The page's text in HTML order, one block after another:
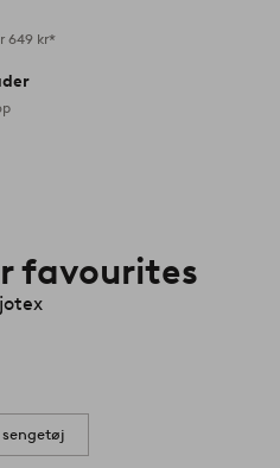
649 kr*
favourites
sengetøj